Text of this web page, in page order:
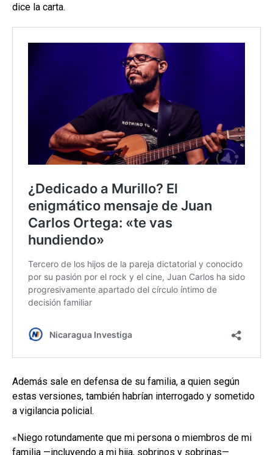
dice la carta.
Además sale en defensa de su familia, a quien según
estas versiones, también habrían interrogado y sometido
a vigilancia policial.
«Niego rotundamente que mi persona o miembros de mi
familia —incluyendo a mi hija, sobrinos y sobrinas—